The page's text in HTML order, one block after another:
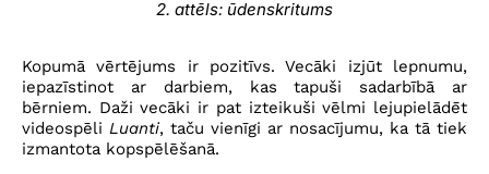
2. attēls: ūdenskritums
Kopumā vērtējums ir pozitīvs. Vecāki izjūt lepnumu,
iepazīstinot ar darbiem, kas tapuši sadarbībā ar
bērniem. Daži vecāki ir pat izteikuši vēlmi lejupielādēt
videospēli Luanti, taču vienīgi ar nosacījumu, ka tā tiek
izmantota kopspēlēšanā.